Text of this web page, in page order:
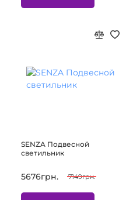
SENZA Подвесной
светильник
5676грн. 7149грн.